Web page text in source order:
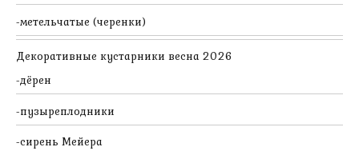
метельчатые (черенки)
Декоративные кустарники весна 2026
дёрен
пузыреплодники
сирень Мейера